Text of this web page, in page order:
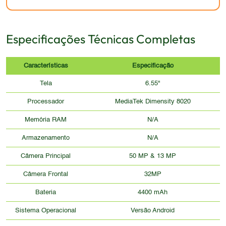
Especificações Técnicas Completas
Características Especificação
Tela 6.55"
Processador MediaTek Dimensity 8020
Memória RAM N/A
Armazenamento N/A
Câmera Principal 50 MP & 13 MP
Câmera Frontal 32MP
Bateria 4400 mAh
Sistema Operacional Versão Android